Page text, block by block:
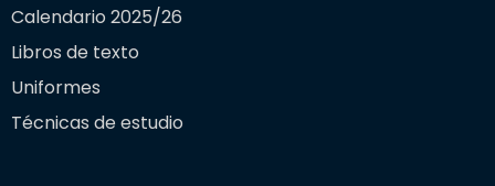
Calendario 2025/26
Libros de texto
Uniformes
Técnicas de estudio